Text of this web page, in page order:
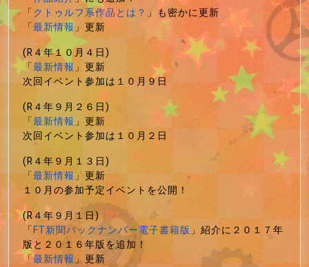
「クトゥルフ系作品とは？ 」も密かに更新
「最新情報」更新
(R４年１０月４日)
「最新情報」更新
次回イベント参加は１０月９日
(R４年９月２６日)
「最新情報」更新
次回イベント参加は１０月２日
(R４年９月１３日)
「最新情報」更新
１０月の参加予定イベントを公開！
(R４年９月１日)
「FT新聞バックナンバー電子書籍版」紹介に２０１７年
版と２０１６年版を追加！
「最新情報」更新